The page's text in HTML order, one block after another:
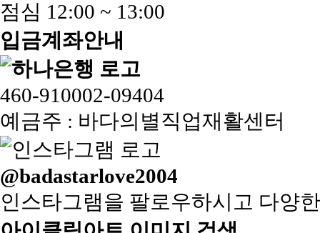
점심 12:00 ~ 13:00
입금계좌안내
460-910002-09404
예금주 : 바다의별직업재활센터
@badastarlove2004
인스타그램을 팔로우하시고 다양